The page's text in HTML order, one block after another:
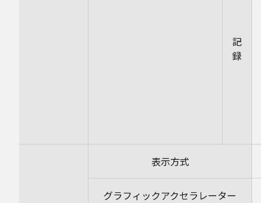
記
録
表示方式
グラフィックアクセラレーター